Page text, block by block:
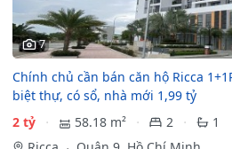
7
Chính chủ cần bán căn hộ Ricca
biệt thự, có sổ, nhà mới 1,99 tỷ
2 tỷ
58.18 m² 2
1